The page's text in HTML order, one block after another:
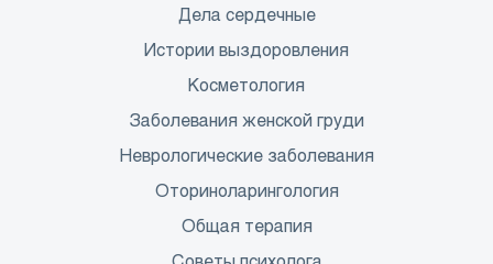
Дела сердечные
Истории выздоровления
Косметология
Заболевания женской груди
Неврологические заболевания
Оториноларингология
Общая терапия